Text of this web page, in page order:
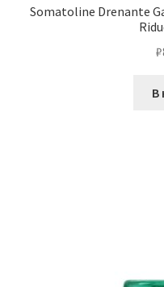
Somatoline Drenante
₽
В